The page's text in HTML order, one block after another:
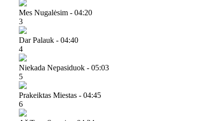
Mes Nugalėsim - 04:20
3
Dar Palauk - 04:40
4
Niekada Nepasiduok - 05:03
5
Prakeiktas Miestas - 04:45
6